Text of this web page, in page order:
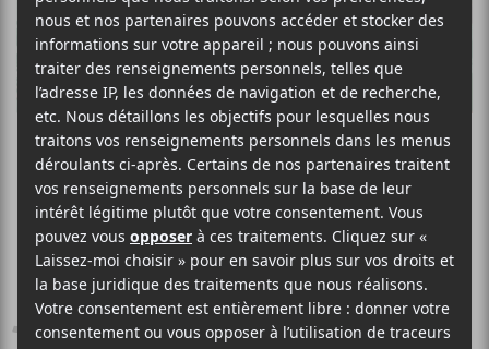
Un nouveau
festival voit le
jour dans